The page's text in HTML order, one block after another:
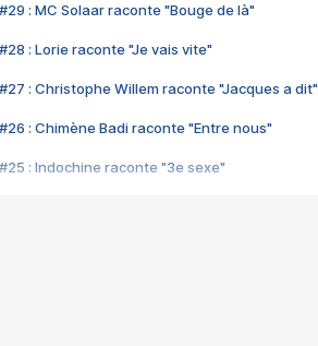
#29 : MC Solaar raconte "Bouge de là"
#28 : Lorie raconte "Je vais vite"
#27 : Christophe Willem raconte "Jacques a dit"
#26 : Chimène Badi raconte "Entre nous"
#25 : Indochine raconte "3e sexe"